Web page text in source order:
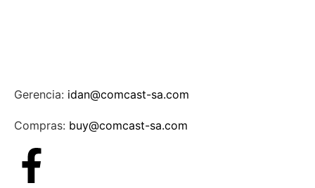
Gerencia: idan@comcast-sa.com
Compras: buy@comcast-sa.com